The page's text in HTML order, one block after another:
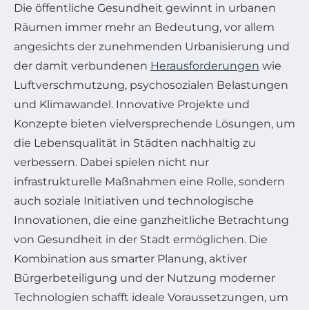
Die öffentliche Gesundheit gewinnt in urbanen
Räumen immer mehr an Bedeutung, vor allem
angesichts der zunehmenden Urbanisierung und
der damit verbundenen Herausforderungen wie
Luftverschmutzung, psychosozialen Belastungen
und Klimawandel. Innovative Projekte und
Konzepte bieten vielversprechende Lösungen, um
die Lebensqualität in Städten nachhaltig zu
verbessern. Dabei spielen nicht nur
infrastrukturelle Maßnahmen eine Rolle, sondern
auch soziale Initiativen und technologische
Innovationen, die eine ganzheitliche Betrachtung
von Gesundheit in der Stadt ermöglichen. Die
Kombination aus smarter Planung, aktiver
Bürgerbeteiligung und der Nutzung moderner
Technologien schafft ideale Voraussetzungen, um